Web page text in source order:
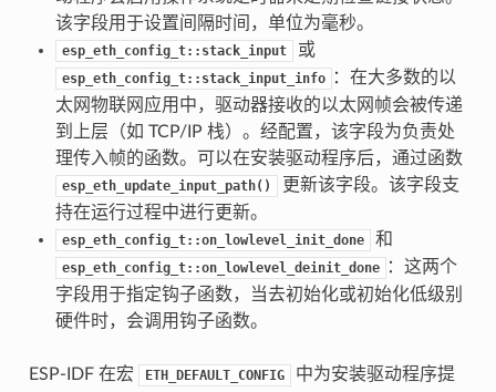
该字段用于设置间隔时间，单位为毫秒。
esp_eth_config_t::stack_input 或
esp_eth_config_t::stack_input_info
：在大多数的以
太网物联网应用中，驱动器接收的以太网帧会被传递
到上层（如 TCP/IP 栈）。经配置，该字段为负责处
理传入帧的函数。可以在安装驱动程序后，通过函数
esp_eth_update_input_path()
更新该字段。该字段支
持在运行过程中进行更新。
esp_eth_config_t::on_lowlevel_init_done 和
esp_eth_config_t::on_lowlevel_deinit_done
：这两个
字段用于指定钩子函数，当去初始化或初始化低级别
硬件时，会调用钩子函数。
ESP-IDF 在宏 ETH_DEFAULT_CONFIG
中为安装驱动程序提